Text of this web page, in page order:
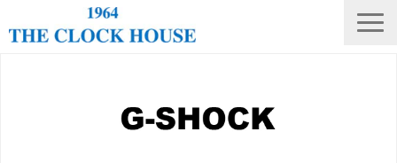
THE CLOCK HOUSE オリジナルウォッチ